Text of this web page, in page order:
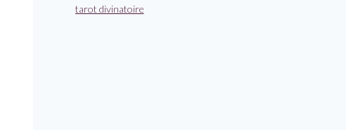
tarot divinatoire